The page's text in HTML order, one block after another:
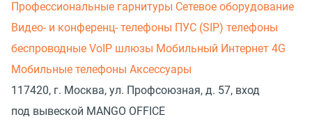
Профессиональные гарнитуры Сетевое оборудование
Видео- и конференц- телефоны ПУС (SIP) телефоны
беспроводные VoIP шлюзы Мобильный Интернет 4G
Мобильные телефоны Аксессуары
117420, г. Москва, ул. Профсоюзная, д. 57, вход
под вывеской MANGO OFFICE